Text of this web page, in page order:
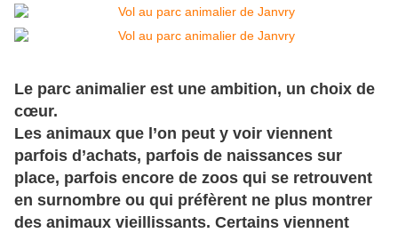
Le parc animalier est une ambition, un choix de
cœur.
Les animaux que l’on peut y voir viennent
parfois d’achats, parfois de naissances sur
place, parfois encore de zoos qui se retrouvent
en surnombre ou qui préfèrent ne plus montrer
des animaux vieillissants. Certains viennent